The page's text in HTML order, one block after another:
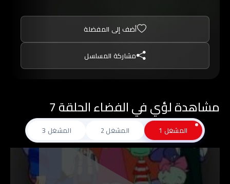
والأضعف بدنيا, كرم مخلوق كبير وبنفسجي وبعين
واحدة وهو أقلهم ذكاء, إلكترون وحدة الكمبيوتر في
المحطة والذي يتكلم مع لؤي ويعطيه النصائح.
أضف إلى المفضلة
مشاركة المسلسل
مشاهدة لؤي في الفضاء الحلقة 7
المشغل 1 المشغل 2 المشغل 3